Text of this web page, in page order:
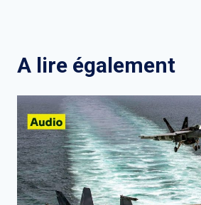
A lire également